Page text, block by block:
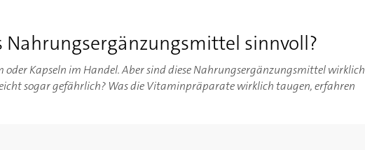
Nahrungsergänzungsmittel sinnvoll?
oder Kapseln im Handel. Aber sind diese Nahrungsergänzungsmittel wirklich
sogar gefährlich? Was die Vitaminpräparate wirklich taugen, erfahren